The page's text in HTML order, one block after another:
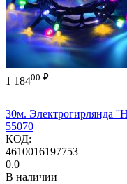
1 18400 ₽
30м. Электрогирлянда
55070
КОД:
4610016197753
0.0
В наличии